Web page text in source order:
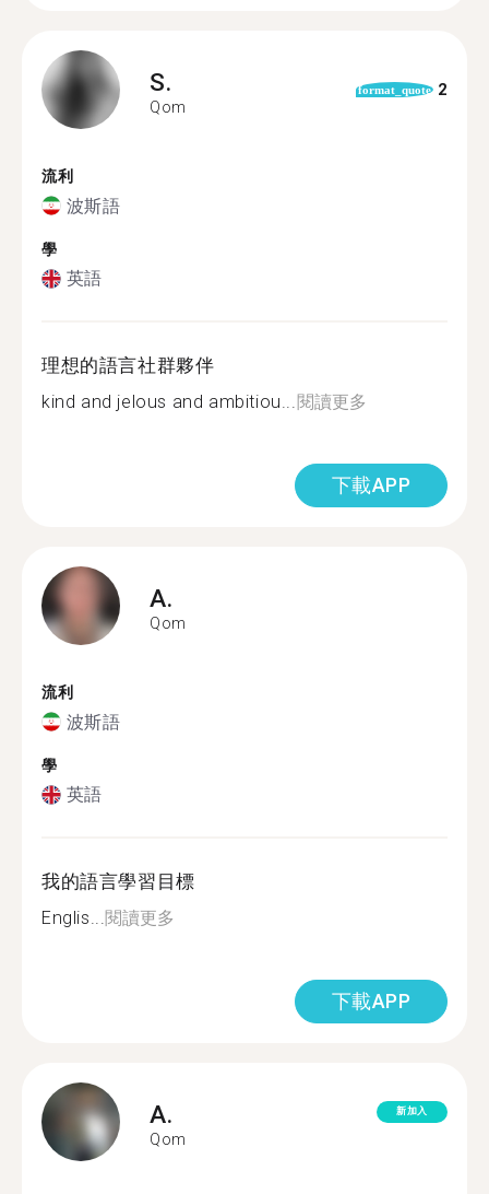
S.
Qom
format_quote 2
流利
波斯語
學
英語
理想的語言社群夥伴
kind and jelous and ambitiou...閱讀更多
下載APP
A.
Qom
流利
波斯語
學
英語
我的語言學習目標
Englis...閱讀更多
下載APP
A.
Qom
新加入